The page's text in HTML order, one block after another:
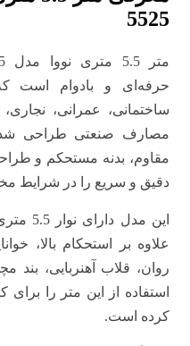
5525
حرفه‌ای و بادوام است
ساختمانی، عمرانی،
مصارف صنعتی طراحی
مقاوم، بدنه مستحکم و
دقیق و سریع را در شرایط
علاوه بر استحکام بالا،
روان، قلاب آهنربایی، بند
استفاده از این متر را
کرده است.